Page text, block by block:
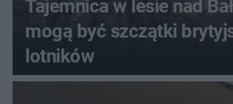
Tajemnica w lesie nad
mogą być szczątki
lotników